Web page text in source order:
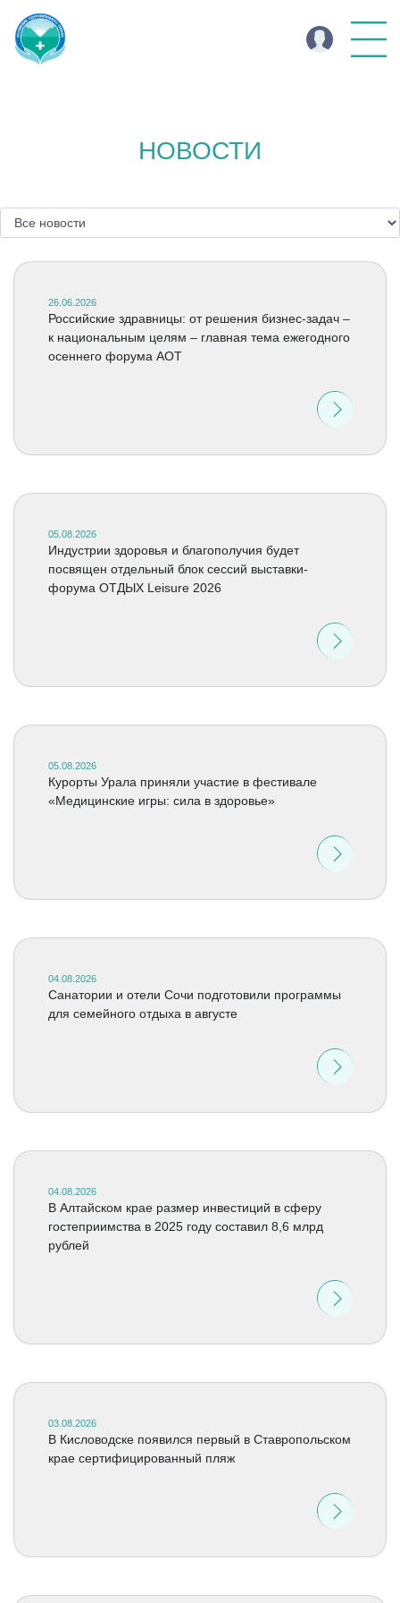
НОВОСТИ
26.06.2026
Российские здравницы: от решения бизнес-задач –
к национальным целям – главная тема ежегодного
осеннего форума АОТ
05.08.2026
Индустрии здоровья и благополучия будет
посвящен отдельный блок сессий выставки-
форума ОТДЫХ Leisure 2026
05.08.2026
Курорты Урала приняли участие в фестивале
«Медицинские игры: сила в здоровье»
04.08.2026
Санатории и отели Сочи подготовили программы
для семейного отдыха в августе
04.08.2026
В Алтайском крае размер инвестиций в сферу
гостеприимства в 2025 году составил 8,6 млрд
рублей
03.08.2026
В Кисловодске появился первый в Ставропольском
крае сертифицированный пляж